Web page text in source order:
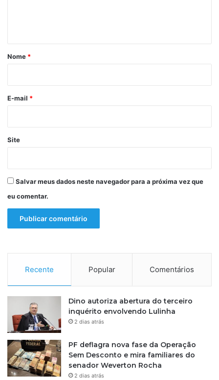
r
*
Nome *
E-mail *
Site
Salvar meus dados neste navegador para a próxima vez que
eu comentar.
Recente Popular Comentários
Dino autoriza abertura do terceiro
inquérito envolvendo Lulinha
2 dias atrás
PF deflagra nova fase da Operação
Sem Desconto e mira familiares do
senador Weverton Rocha
2 dias atrás